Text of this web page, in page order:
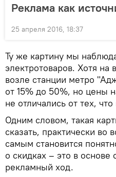
Реклама как
25 апреля 2016, 18:37
Ту же картину мы
электротоваров. Хотя на
возле станции метро
от 15% до 50%, но цены
не отличались от тех,
Одним словом, такая
сказать, практически во
самым становится
о скидках – это в основе
рекламный ход.